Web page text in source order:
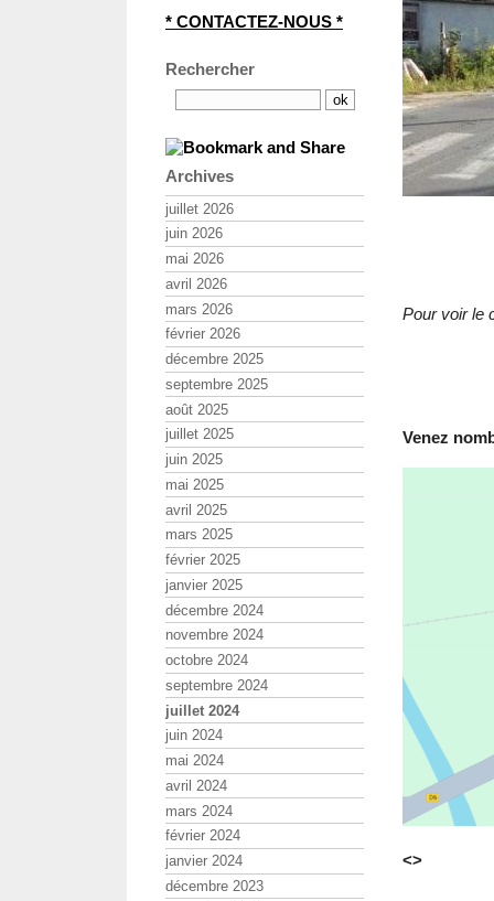
Pour voir le
Venez
<>
* CONTACTEZ-NOUS *
Rechercher
Archives
juillet 2026
juin 2026
mai 2026
avril 2026
mars 2026
février 2026
décembre 2025
septembre 2025
août 2025
juillet 2025
juin 2025
mai 2025
avril 2025
mars 2025
février 2025
janvier 2025
décembre 2024
novembre 2024
octobre 2024
septembre 2024
juillet 2024
juin 2024
mai 2024
avril 2024
mars 2024
février 2024
janvier 2024
décembre 2023